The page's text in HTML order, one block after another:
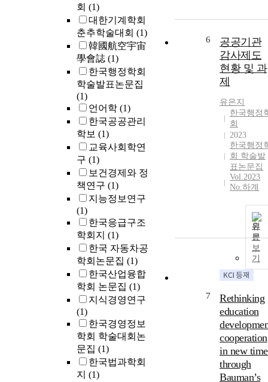
회 (1)
대한기계학회
춘추학술대회 (1)
韓國航空宇宙
學會誌 (1)
한국행정학회
학술발표논문집
(1)
언어학 (1)
한국공공관리
학보 (1)
교육사회학연
구 (1)
보건경제와 정
책연구 (1)
지능정보연구
(1)
한국응급구조
학회지 (1)
한국 자동차공
학회논문집 (1)
한국산업융합
학회 논문집 (1)
지식경영연구
(1)
한국경영정보
학회 학술대회논
문집 (1)
한국법과학회
지 (1)
6
공공기관
감사제도
현황 및 과
제
유은지
한국행정
회
2023
한국행정
회 학술발
표논문집
Vol.2023
No.하계
원
문
보
기
7
Rethinking
education
cooperation
in new
through
Bauman’s